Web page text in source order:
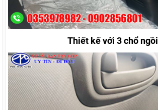
Thiết kế với 3 chổ ngồi